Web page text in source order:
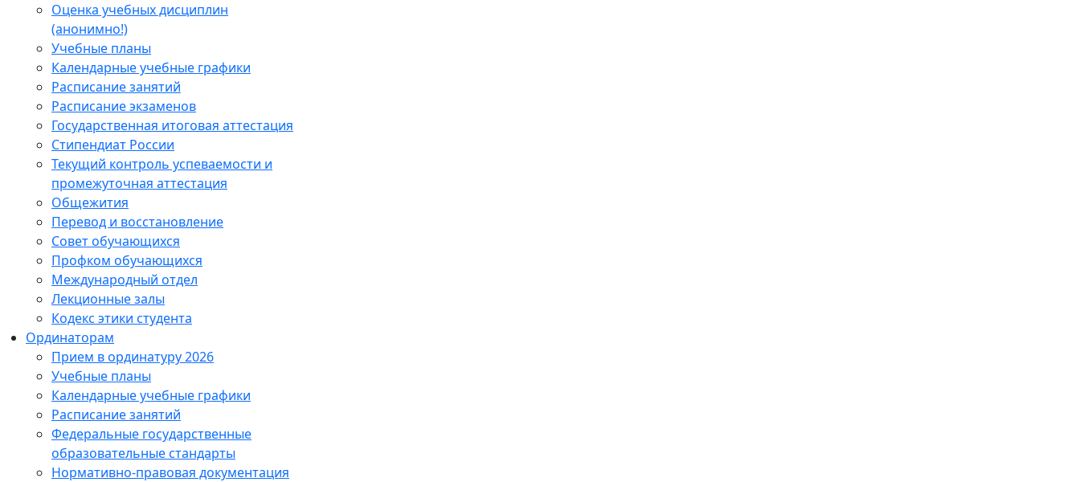
Оценка учебных дисциплин
(анонимно!)
Учебные планы
Календарные учебные графики
Расписание занятий
Расписание экзаменов
Государственная итоговая аттестация
Стипендиат России
Текущий контроль успеваемости и
промежуточная аттестация
Общежития
Перевод и восстановление
Совет обучающихся
Профком обучающихся
Международный отдел
Лекционные залы
Кодекс этики студента
Ординаторам
Прием в ординатуру 2026
Учебные планы
Календарные учебные графики
Расписание занятий
Федеральные государственные
образовательные стандарты
Нормативно-правовая документация